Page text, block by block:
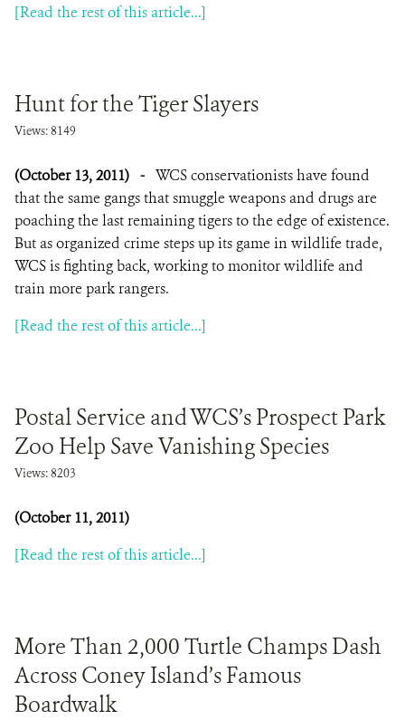
[Read the rest of this article...]
Hunt for the Tiger Slayers
Views: 8149
(October 13, 2011) - WCS conservationists have found
that the same gangs that smuggle weapons and drugs are
poaching the last remaining tigers to the edge of existence.
But as organized crime steps up its game in wildlife trade,
WCS is fighting back, working to monitor wildlife and
train more park rangers.
[Read the rest of this article...]
Postal Service and WCS’s Prospect Park
Zoo Help Save Vanishing Species
Views: 8203
(October 11, 2011)
[Read the rest of this article...]
More Than 2,000 Turtle Champs Dash
Across Coney Island’s Famous
Boardwalk